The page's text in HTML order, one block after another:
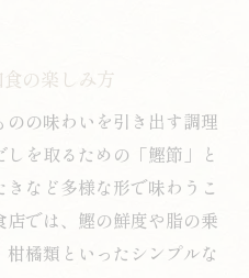
の楽しみ方
の味わいを引き出す調理
を取るための「鰹節」と
など多様な形で味わうこ
店では、鰹の鮮度や脂の乗
橘類といったシンプルな